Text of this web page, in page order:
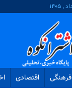
فرهنگی اقتصادی